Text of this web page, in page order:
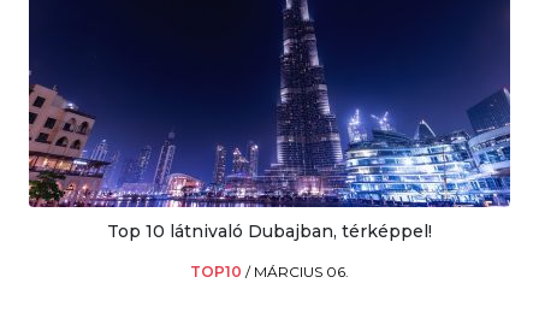
Top 10 látnivaló Dubajban, térképpel!
TOP10 / MÁRCIUS 06.